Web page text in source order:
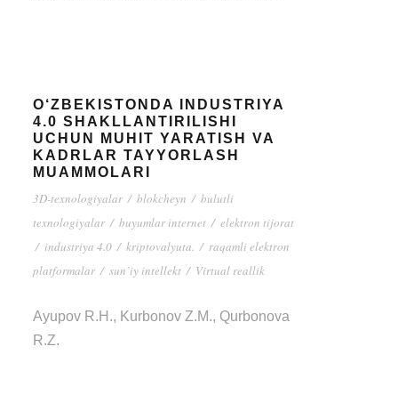
O‘ZBEKISTONDA INDUSTRIYA
4.0 SHAKLLANTIRILISHI
UCHUN MUHIT YARATISH VA
KADRLAR TAYYORLASH
MUAMMOLARI
3D-texnologiyalar / blokcheyn / bulutli
texnologiyalar / buyumlar internet / elektron tijorat
/ industriya 4.0 / kriptovalyuta. / raqamli elektron
platformalar / sun’iy intellekt / Virtual reallik
Ayupov R.H., Kurbonov Z.M., Qurbonova
R.Z.